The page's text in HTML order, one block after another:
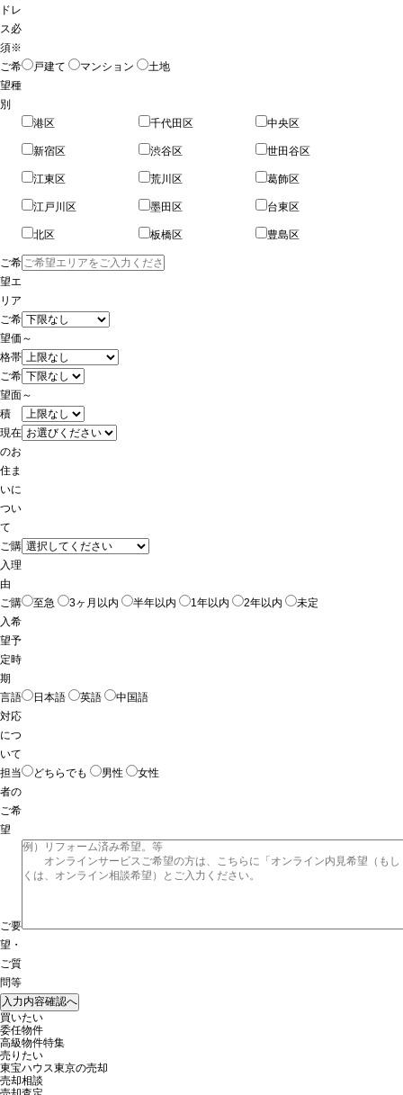
ドレ
ス必
須※
ご希
望種
別
戸建て マンション 土地
ご希
望エ
リア
港区 千代田区 中央区
新宿区 渋谷区 世田谷区
江東区 荒川区 葛飾区
江戸川区 墨田区 台東区
北区 板橋区 豊島区
ご希
望価
格帯
～
ご希
望面
積
～
現在
のお
住ま
いに
つい
て
ご購
入理
由
ご購
入希
望予
定時
期
至急 3ヶ月以内 半年以内 1年以内 2年以内 未定
言語
対応
につ
いて
日本語 英語 中国語
担当
者の
ご希
望
どちらでも 男性 女性
ご要
望・
ご質
問等
買いたい
委任物件
高級物件特集
売りたい
東宝ハウス東京の売却
売却相談